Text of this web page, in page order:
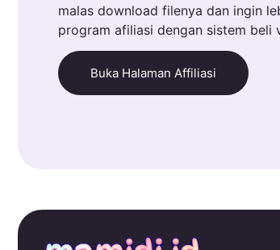
malas download filenya dan ingin
program afiliasi dengan sistem beli
Buka Halaman Affiliasi